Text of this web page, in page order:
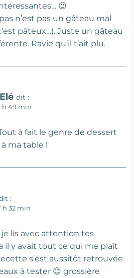
😉
n’est pas un gâteau mal
pâteux…). Juste un gâteau
Ravie qu’il t’ait plu.
dit :
h 49 min
à fait le genre de dessert
ma table !
:
h 32 min
lis avec attention tes
il y avait tout ce qui me plaît
s’est aussitôt retrouvée
à tester 😉 grossière